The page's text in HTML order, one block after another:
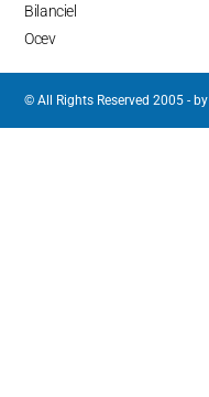
Bilanciel
Ocev
© All Rights Reserved 2005 - by